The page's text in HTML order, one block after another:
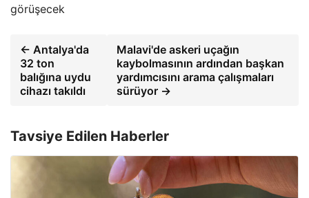
görüşecek
← Antalya'da
32 ton
balığına uydu
cihazı takıldı
Malavi'de askeri uçağın
kaybolmasının ardından başkan
yardımcısını arama çalışmaları
sürüyor →
Tavsiye Edilen Haberler